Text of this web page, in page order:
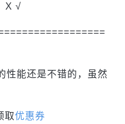
X √
性能还是不错的，虽然
取优惠券